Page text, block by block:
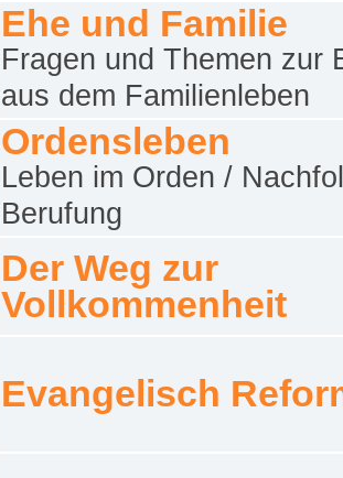
Ehe und Familie
Fragen und Themen zur
aus dem Familienleben
Ordensleben
Leben im Orden /
Berufung
Der Weg zur
Vollkommenheit
Evangelisch